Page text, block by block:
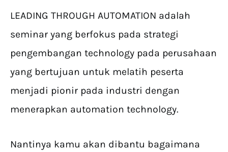
LEADING THROUGH AUTOMATION adalah
seminar yang berfokus pada strategi
pengembangan technology pada perusahaan
yang bertujuan untuk melatih peserta
menjadi pionir pada industri dengan
menerapkan automation technology.
Nantinya kamu akan dibantu bagaimana